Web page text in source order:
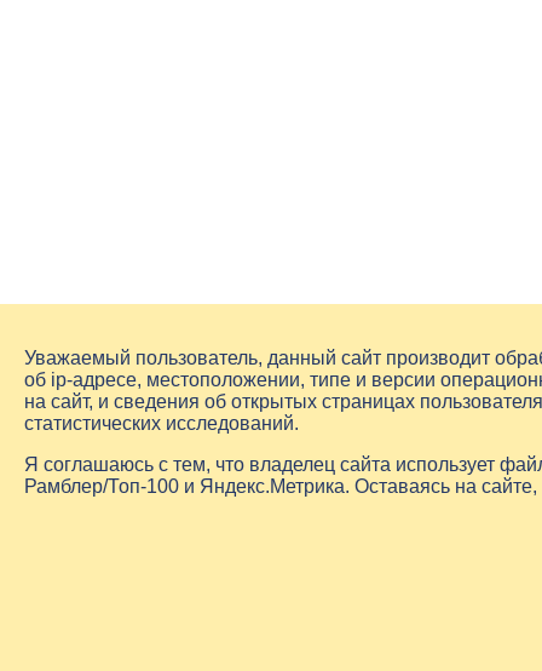
Уважаемый пользователь, данный сайт производит
об ip-адресе, местоположении, типе и версии
на сайт, и сведения об открытых страницах
статистических исследований.
Я соглашаюсь с тем, что владелец сайта использует
Рамблер/Топ-100 и Яндекс.Метрика. Оставаясь на